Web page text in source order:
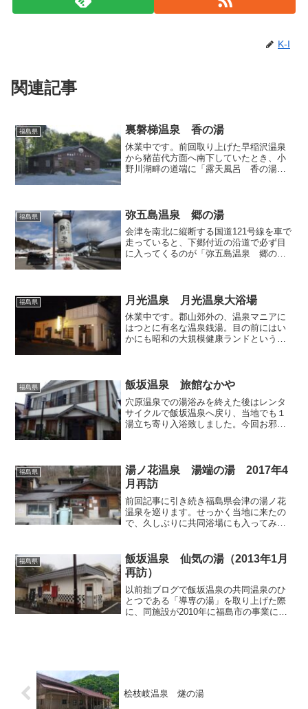
K-I
関連記事
福島県 裏磐梯温泉 香の湯
休業中です。前回取り上げた早稲沢温泉
から猪苗代方面へ南下していたとき、小
野川湖畔の道端に「露天風呂 香の湯」
敷地の入り口がちょっと奥...
福島県 弥五島温泉 郷の湯
会津を南北に縦断する国道121号線を車で
走っていると、下郷付近の沿道で必ず目
に入ってくるのが「弥五島温泉 郷の
介なさっているので、て...
福島県 月光温泉 月光温泉大浴場
休業中です。郡山郊外の、温泉マニアに
はつとに有名な温泉銭湯。目の前にはい
かにも昭和の大規模健康ランドという佇
用したことがあるのですが、...
福島県 飯坂温泉 旅館なかや
穴原温泉での湯浴みを終えた後はレンタ
サイクルで飯坂温泉へ戻り、当地でも１
湯立ち寄り入浴致しました。今回お邪魔
かや旅館」です。日帰り入...
福島県
湯ノ花温泉 湯端の湯 2017年4
月再訪
前回記事に引き続き福島県会津の湯ノ花
温泉を巡ります。せっかく当地に来たの
で、久しぶりに共同浴場にも入ってみる
から最も離れている「湯端の湯」です。
なお湯ノ花温泉の共同浴...
福島県
飯坂温泉 仙気の湯（2013年1月
再訪）
以前拙ブログで飯坂温泉の共同温泉のひ
とつである「導専の湯」を取り上げた際
に、同施設が2010年に福島市の事業によ
桧枝岐温泉 燧の湯